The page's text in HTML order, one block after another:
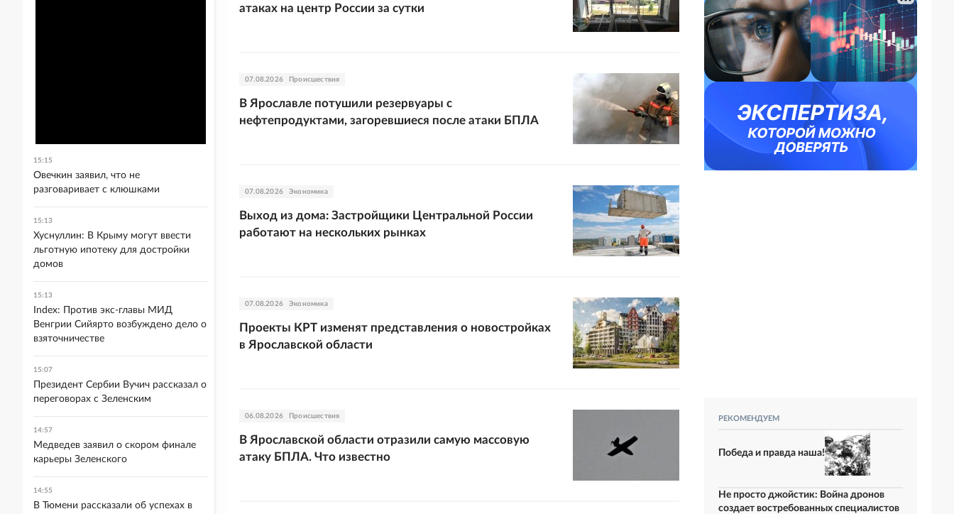
атаках на центр России за сутки
07.08.2026 Происшествия
В Ярославле потушили резервуары с
нефтепродуктами, загоревшиеся после атаки БПЛА
07.08.2026 Экономика
Выход из дома: Застройщики Центральной России
работают на нескольких рынках
07.08.2026 Экономика
Проекты КРТ изменят представления о новостройках
в Ярославской области
06.08.2026 Происшествия
В Ярославской области отразили самую массовую
атаку БПЛА. Что известно
РЕКОМЕНДУЕМ
Победа и правда наша!
Не просто джойстик: Война дронов
создает востребованных специалистов
15:15
Овечкин заявил, что не
разговаривает с клюшками
15:13
Хуснуллин: В Крыму могут ввести
льготную ипотеку для достройки
домов
15:13
Index: Против экс-главы МИД
Венгрии Сийярто возбуждено дело о
взяточничестве
15:07
Президент Сербии Вучич рассказал о
переговорах с Зеленским
14:57
Медведев заявил о скором финале
карьеры Зеленского
14:55
В Тюмени рассказали об успехах в